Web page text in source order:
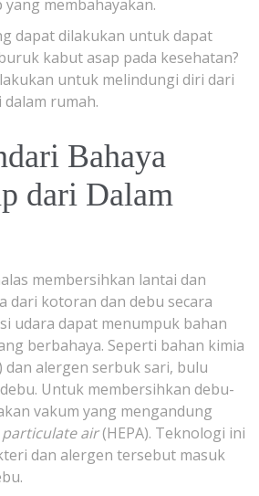
membahayakan.
dapat dilakukan untuk dapat
kabut asap pada kesehatan?
untuk melindungi diri dari
rumah.
Bahaya
dari Dalam
membersihkan lantai dan
dari kotoran dan debu secara
udara dapat menumpuk bahan
berbahaya. Seperti bahan kimia
dan alergen serbuk sari, bulu
Untuk membersihkan debu-
vakum yang mengandung
air(HEPA). Teknologi ini
dan alergen tersebut masuk